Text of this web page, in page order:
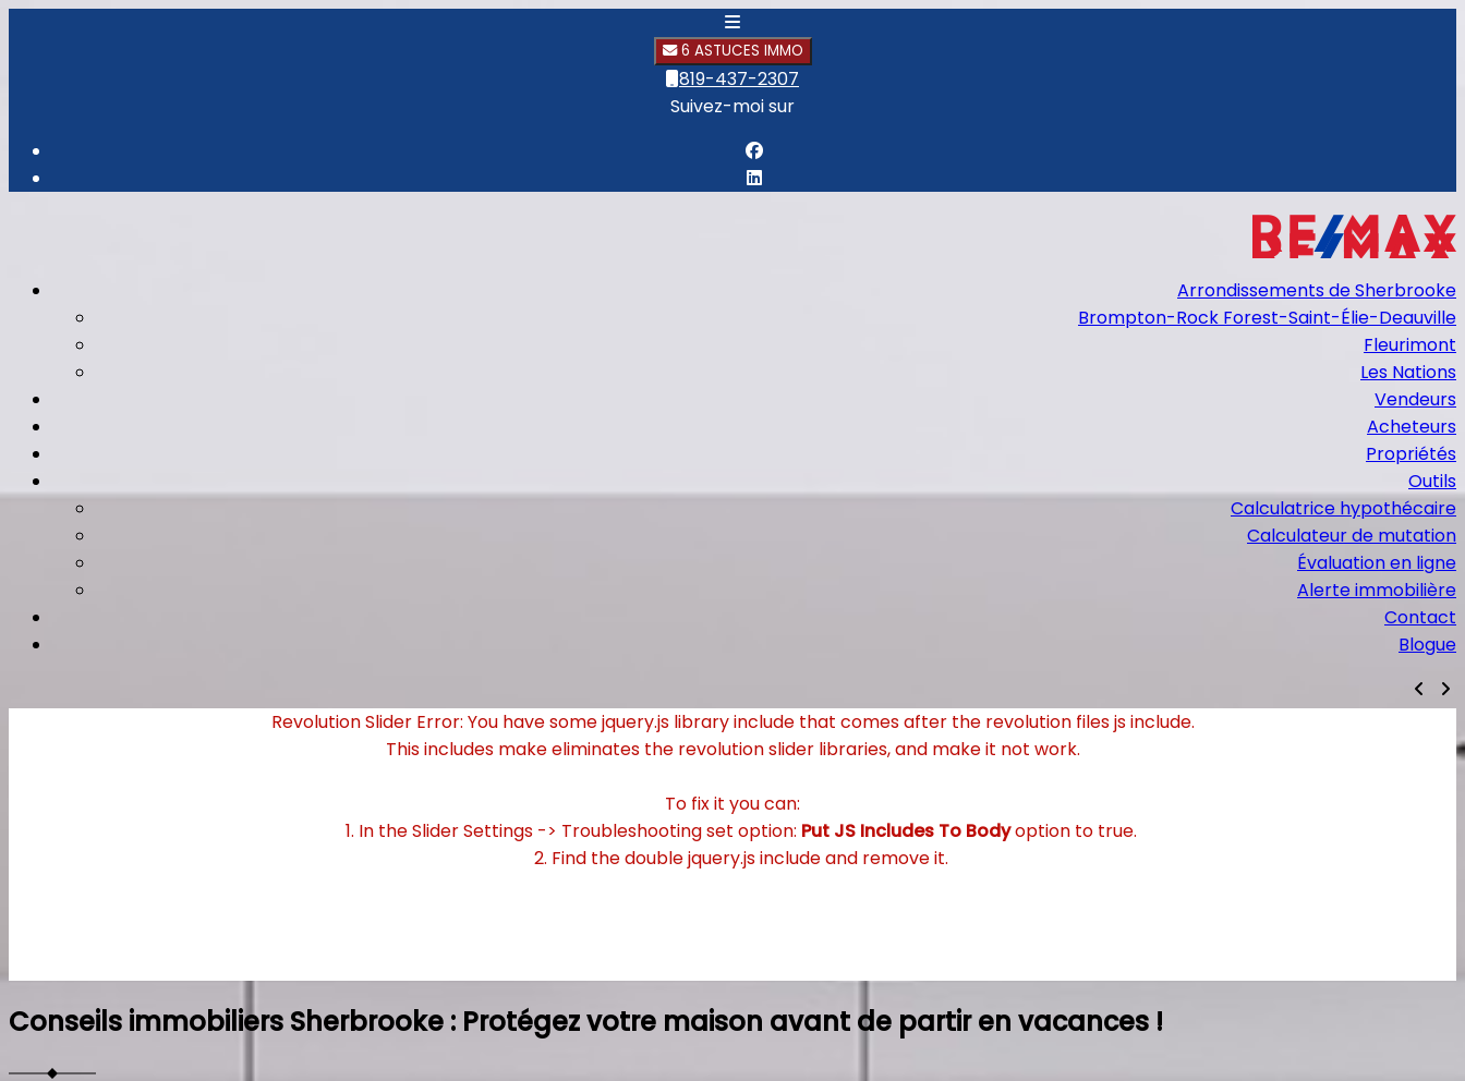
6 ASTUCES IMMO
819-437-2307
Suivez-moi sur
Arrondissements de Sherbrooke
Brompton-Rock Forest-Saint-Élie-Deauville
Fleurimont
Les Nations
Vendeurs
Acheteurs
Propriétés
Outils
Calculatrice hypothécaire
Calculateur de mutation
Évaluation en ligne
Alerte immobilière
Contact
Blogue
Revolution Slider Error: You have some jquery.js library include that comes after the revolution files js include.
This includes make eliminates the revolution slider libraries, and make it not work.
To fix it you can:
1. In the Slider Settings -> Troubleshooting set option: Put JS Includes To Bodyoption to true.
2. Find the double jquery.js include and remove it.
Conseils immobiliers Sherbrooke : Protégez votre maison avant de partir en vacances !